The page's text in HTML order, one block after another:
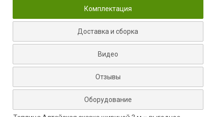
Комплектация
Доставка и сборка
Видео
Отзывы
Оборудование